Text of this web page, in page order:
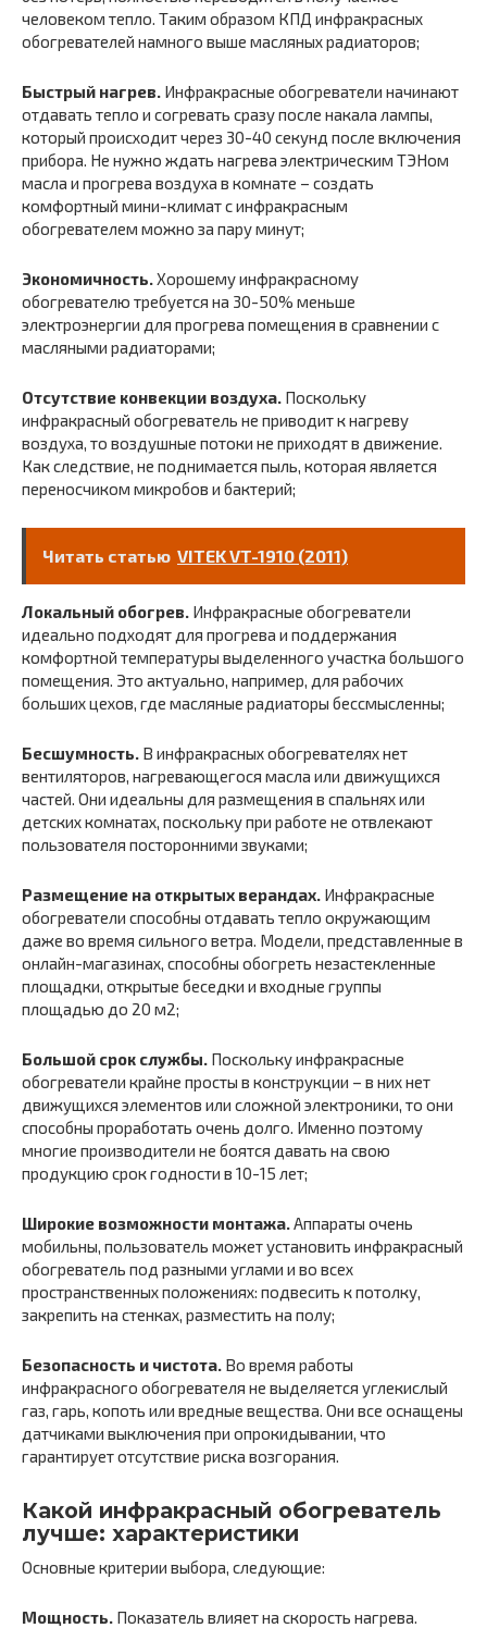
человеком тепло. Таким образом КПД инфракрасных
обогревателей намного выше масляных радиаторов;
Быстрый нагрев. Инфракрасные обогреватели начинают
отдавать тепло и согревать сразу после накала лампы,
который происходит через 30-40 секунд после включения
прибора. Не нужно ждать нагрева электрическим ТЭНом
масла и прогрева воздуха в комнате – создать
комфортный мини-климат с инфракрасным
обогревателем можно за пару минут;
Экономичность.Хорошему инфракрасному
обогревателю требуется на 30-50% меньше
электроэнергии для прогрева помещения в сравнении с
масляными радиаторами;
Отсутствие конвекции воздуха. Поскольку
инфракрасный обогреватель не приводит к нагреву
воздуха, то воздушные потоки не приходят в движение.
Как следствие, не поднимается пыль, которая является
переносчиком микробов и бактерий;
Читать статью VITEK VT-1910 (2011)
Локальный обогрев. Инфракрасные обогреватели
идеально подходят для прогрева и поддержания
комфортной температуры выделенного участка большого
помещения. Это актуально, например, для рабочих
больших цехов, где масляные радиаторы бессмысленны;
Бесшумность. В инфракрасных обогревателях нет
вентиляторов, нагревающегося масла или движущихся
частей. Они идеальны для размещения в спальнях или
детских комнатах, поскольку при работе не отвлекают
пользователя посторонними звуками;
Размещение на открытых верандах. Инфракрасные
обогреватели способны отдавать тепло окружающим
даже во время сильного ветра. Модели, представленные в
онлайн-магазинах, способны обогреть незастекленные
площадки, открытые беседки и входные группы
площадью до 20 м2;
Большой срок службы. Поскольку инфракрасные
обогреватели крайне просты в конструкции – в них нет
движущихся элементов или сложной электроники, то они
способны проработать очень долго. Именно поэтому
многие производители не боятся давать на свою
продукцию срок годности в 10-15 лет;
Широкие возможности монтажа.Аппараты очень
мобильны, пользователь может установить инфракрасный
обогреватель под разными углами и во всех
пространственных положениях: подвесить к потолку,
закрепить на стенках, разместить на полу;
Безопасность и чистота. Во время работы
инфракрасного обогревателя не выделяется углекислый
газ, гарь, копоть или вредные вещества. Они все оснащены
датчиками выключения при опрокидывании, что
гарантирует отсутствие риска возгорания.
Какой инфракрасный обогреватель
лучше: характеристики
Основные критерии выбора, следующие:
Мощность. Показатель влияет на скорость нагрева.